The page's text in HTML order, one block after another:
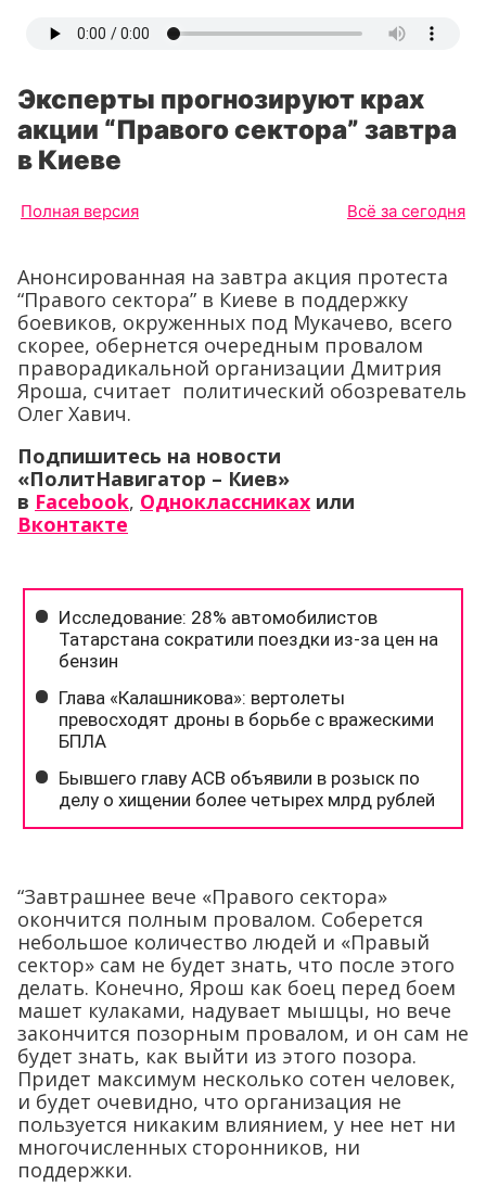
Эксперты прогнозируют крах
акции “Правого сектора” завтра
в Киеве
Полная версия Всё за сегодня
Анонсированная на завтра акция протеста
“Правого сектора” в Киеве в поддержку
боевиков, окруженных под Мукачево, всего
скорее, обернется очередным провалом
праворадикальной организации Дмитрия
Яроша, считает политический обозреватель
Олег Хавич.
Подпишитесь на новости
«ПолитНавигатор – Киев»
в Facebook, Одноклассниках или
Вконтакте
“Завтрашнее вече «Правого сектора»
окончится полным провалом. Соберется
небольшое количество людей и «Правый
сектор» сам не будет знать, что после этого
делать. Конечно, Ярош как боец перед боем
машет кулаками, надувает мышцы, но вече
закончится позорным провалом, и он сам не
будет знать, как выйти из этого позора.
Придет максимум несколько сотен человек,
и будет очевидно, что организация не
пользуется никаким влиянием, у нее нет ни
многочисленных сторонников, ни
поддержки.